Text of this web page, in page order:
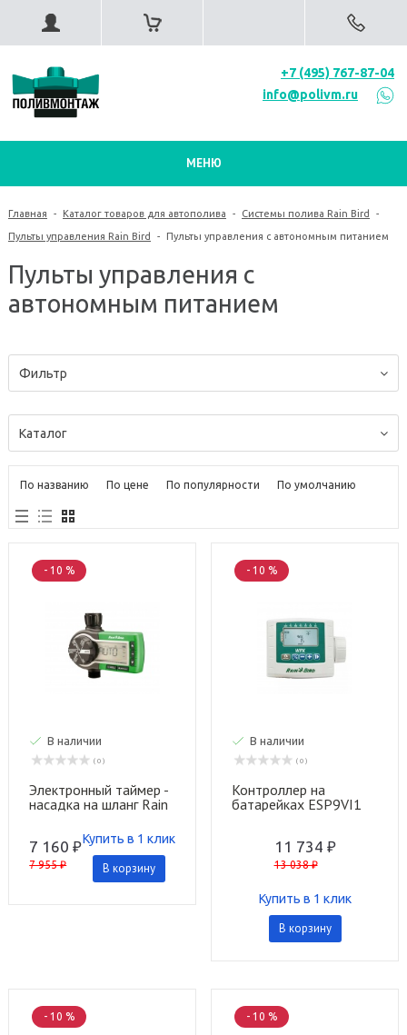
+7 (495) 767-87-04
info@polivm.ru
МЕНЮ
Главная - Каталог товаров для автополива - Системы полива Rain Bird -
Пульты управления Rain Bird - Пульты управления с автономным питанием
Пульты управления с
автономным питанием
Фильтр
Каталог
По названию По цене По популярности По умолчанию
- 10 %
В наличии
( 0 )
Электронный таймер -
насадка на шланг Rain
7 160 ₽
7 955 ₽
Купить в 1 клик
В корзину
- 10 %
В наличии
( 0 )
Контроллер на
батарейках ESP9VI1
11 734 ₽
13 038 ₽
Купить в 1 клик
В корзину
- 10 % - 10 %